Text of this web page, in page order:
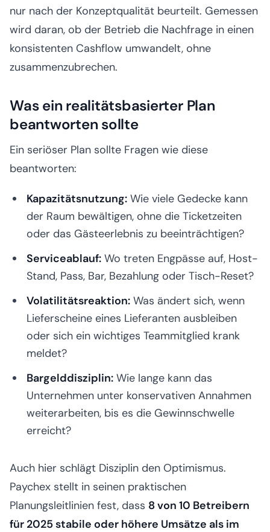
nur nach der Konzeptqualität beurteilt. Gemessen
wird daran, ob der Betrieb die Nachfrage in einen
konsistenten Cashflow umwandelt, ohne
zusammenzubrechen.
Was ein realitätsbasierter Plan
beantworten sollte
Ein seriöser Plan sollte Fragen wie diese
beantworten:
Kapazitätsnutzung: Wie viele Gedecke kann
der Raum bewältigen, ohne die Ticketzeiten
oder das Gästeerlebnis zu beeinträchtigen?
Serviceablauf: Wo treten Engpässe auf, Host-
Stand, Pass, Bar, Bezahlung oder Tisch-Reset?
Volatilitätsreaktion: Was ändert sich, wenn
Lieferscheine eines Lieferanten ausbleiben
oder sich ein wichtiges Teammitglied krank
meldet?
Bargelddisziplin: Wie lange kann das
Unternehmen unter konservativen Annahmen
weiterarbeiten, bis es die Gewinnschwelle
erreicht?
Auch hier schlägt Disziplin den Optimismus.
Paychex stellt in seinen praktischen
Planungsleitlinien fest, dass 8 von 10 Betreibern
für 2025 stabile oder höhere Umsätze als im